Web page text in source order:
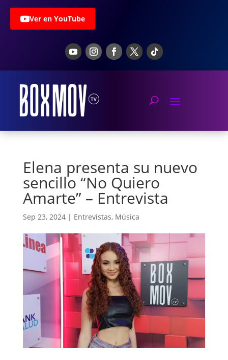
Ver en YouTube
Elena presenta su nuevo
sencillo “No Quiero
Amarte” – Entrevista
Sep 23, 2024| Entrevistas, Música